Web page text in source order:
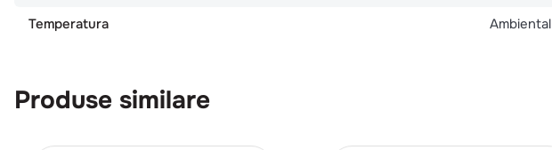
Temperatura
Ambiental
Produse similare